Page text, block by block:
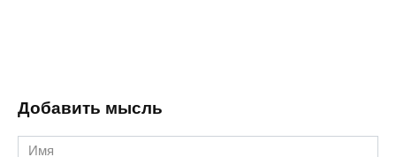
Добавить мысль
Имя